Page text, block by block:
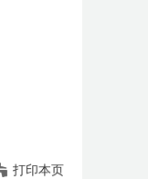
打印本页